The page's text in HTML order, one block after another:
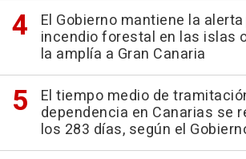
El Gobierno mantiene la
incendio forestal en las islas
la amplía a Gran Canaria
El tiempo medio de
dependencia en Canarias se
los 283 días, según el